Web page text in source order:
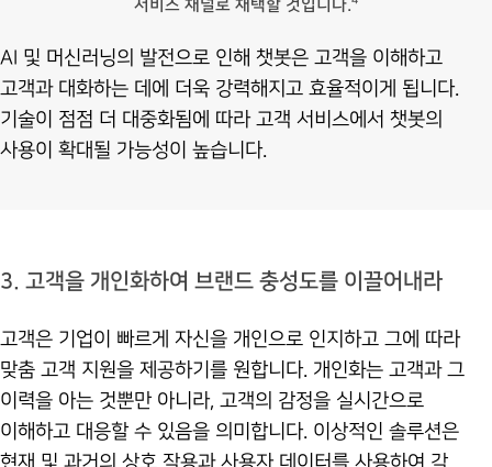
서비스 채널로 채택할 것입니다.
AI 및 머신러닝의 발전으로 인해 챗봇은 고객을 이해하고
고객과 대화하는 데에 더욱 강력해지고 효율적이게 됩니다.
기술이 점점 더 대중화됨에 따라 고객 서비스에서 챗봇의
사용이 확대될 가능성이 높습니다.
3. 고객을 개인화하여 브랜드 충성도를 이끌어내라
고객은 기업이 빠르게 자신을 개인으로 인지하고 그에 따라
맞춤 고객 지원을 제공하기를 원합니다. 개인화는 고객과 그
이력을 아는 것뿐만 아니라, 고객의 감정을 실시간으로
이해하고 대응할 수 있음을 의미합니다. 이상적인 솔루션은
현재 및 과거의 상호 작용과 사용자 데이터를 사용하여 각